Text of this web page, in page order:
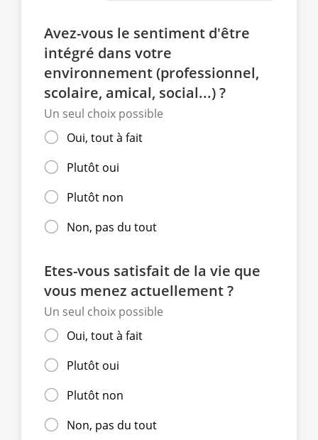
Avez-vous le sentiment d'être
intégré dans votre
environnement (professionnel,
scolaire, amical, social...) ?
Un seul choix possible
Oui, tout à fait
Plutôt oui
Plutôt non
Non, pas du tout
Etes-vous satisfait de la vie que
vous menez actuellement ?
Un seul choix possible
Oui, tout à fait
Plutôt oui
Plutôt non
Non, pas du tout